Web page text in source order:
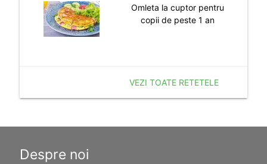
Omleta la cuptor pentru
copii de peste 1 an
VEZI TOATE RETETELE
Despre noi